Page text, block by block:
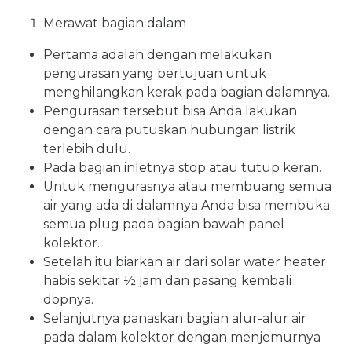
Merawat bagian dalam
Pertama adalah dengan melakukan
pengurasan yang bertujuan untuk
menghilangkan kerak pada bagian dalamnya.
Pengurasan tersebut bisa Anda lakukan
dengan cara putuskan hubungan listrik
terlebih dulu.
Pada bagian inletnya stop atau tutup keran.
Untuk mengurasnya atau membuang semua
air yang ada di dalamnya Anda bisa membuka
semua plug pada bagian bawah panel
kolektor.
Setelah itu biarkan air dari solar water heater
habis sekitar ½ jam dan pasang kembali
dopnya.
Selanjutnya panaskan bagian alur-alur air
pada dalam kolektor dengan menjemurnya